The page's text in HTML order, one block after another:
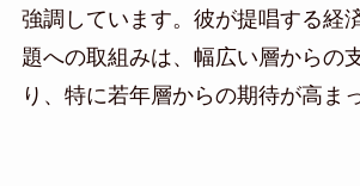
強調しています。彼が提唱する経
題への取組みは、幅広い層からの
り、特に若年層からの期待が高ま